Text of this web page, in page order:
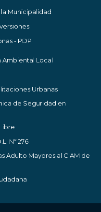
Municipalidad
- PDP
Ambiental Local
Urbanas
de Seguridad en
Nº 276
Adulto Mayores al CIAM de